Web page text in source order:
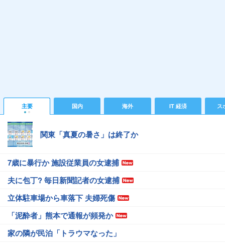
主要 国内 海外 IT 経済 ス
関東「真夏の暑さ」は終了か
7歳に暴行か 施設従業員の女逮捕
夫に包丁? 毎日新聞記者の女逮捕
立体駐車場から車落下 夫婦死傷
「泥酔者」熊本で通報が頻発か
家の隣が民泊「トラウマなった」